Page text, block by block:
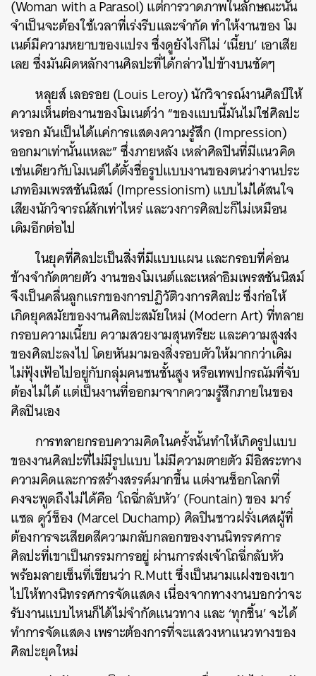
(Woman with a Parasol) แต่การวาดภาพในลักษณะนั้น
จำเป็นจะต้องใช้เวลาที่เร่งรีบและจำกัด ทำให้งานของ โม
เนต์มีความหยาบของแปรง ซึ่งดูยังไงก็ไม่ ‘เนี้ยบ’ เอาเสีย
เลย ซึ่งมันผิดหลักงานศิลปะที่ได้กล่าวไปข้างบนชัดๆ
หลุยส์ เลอรอย (Louis Leroy) นักวิจารณ์งานศิลป์ให้
ความเห็นต่องานของโมเนต์ว่า “ของแบบนี้มันไม่ใช่ศิลปะ
หรอก มันเป็นได้แค่การแสดงความรู้สึก (Impression)
ออกมาเท่านั้นแหละ” ซึ่งภายหลัง เหล่าศิลปินที่มีแนวคิด
เช่นเดียวกับโมเนต์ได้ตั้งชื่อรูปแบบงานของตนว่างานประ
เภทอิมเพรสชันนิสม์ (Impressionism) แบบไม่ได้สนใจ
เสียงนักวิจารณ์สักเท่าไหร่ และวงการศิลปะก็ไม่เหมือน
เดิมอีกต่อไป
ในยุคที่ศิลปะเป็นสิ่งที่มีแบบแผน และกรอบที่ค่อน
ข้างจำกัดตายตัว งานของโมเนต์และเหล่าอิมเพรสชันนิสม์
จึงเป็นคลื่นลูกแรกของการปฏิวัติวงการศิลปะ ซึ่งก่อให้
เกิดยุคสมัยของงานศิลปะสมัยใหม่ (Modern Art) ที่ทลาย
กรอบความเนี้ยบ ความสวยงามสุนทรียะ และความสูงส่ง
ของศิลปะลงไป โดยหันมามองสิ่งรอบตัวให้มากกว่าเดิม
ไม่ฟุ้งเฟ้อไปอยู่กับกลุ่มคนชนชั้นสูง หรือเทพปกรณัมที่จับ
ต้องไม่ได้ แต่เป็นงานที่ออกมาจากความรู้สึกภายในของ
ศิลปินเอง
การทลายกรอบความคิดในครั้งนั้นทำให้เกิดรูปแบบ
ของงานศิลปะที่ไม่มีรูปแบบ ไม่มีความตายตัว มีอิสระทาง
ความคิดและการสร้างสรรค์มากขึ้น แต่งานช็อกโลกที่
คงจะพูดถึงไม่ได้คือ ‘โถฉี่กลับหัว’ (Fountain) ของ มาร์
แซล ดูว์ช็อง (Marcel Duchamp) ศิลปินชาวฝรั่งเศสผู้ที่
ต้องการจะเสียดสีความกลับกลอกของงานนิทรรศการ
ศิลปะที่เขาเป็นกรรมการอยู่ ผ่านการส่งเจ้าโถฉี่กลับหัว
พร้อมลายเซ็นที่เขียนว่า R.Mutt ซึ่งเป็นนามแฝงของเขา
ไปให้ทางนิทรรศการจัดแสดง เนื่องจากทางงานบอกว่าจะ
รับงานแบบไหนก็ได้ไม่จำกัดแนวทาง และ ‘ทุกชิ้น’ จะได้
ทำการจัดแสดง เพราะต้องการที่จะแสวงหาแนวทางของ
ศิลปะยุคใหม่